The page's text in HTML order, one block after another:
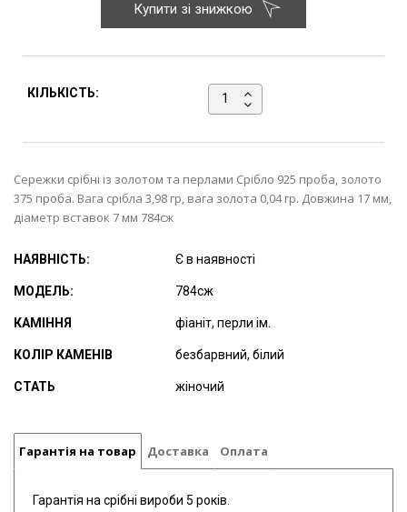
Купити зі знижкою
КІЛЬКІСТЬ:
Сережки срібні із золотом та перлами Срібло 925 проба, золото
375 проба. Вага срібла 3,98 гр, вага золота 0,04 гр. Довжина 17 мм,
діаметр вставок 7 мм 784сж
НАЯВНІСТЬ: Є в наявності
МОДЕЛЬ: 784сж
КАМІННЯ фіаніт, перли ім.
КОЛІР КАМЕНІВ безбарвний, білий
СТАТЬ жіночий
Гарантія на товар Доставка Оплата
Гарантія на срібні вироби 5 років.